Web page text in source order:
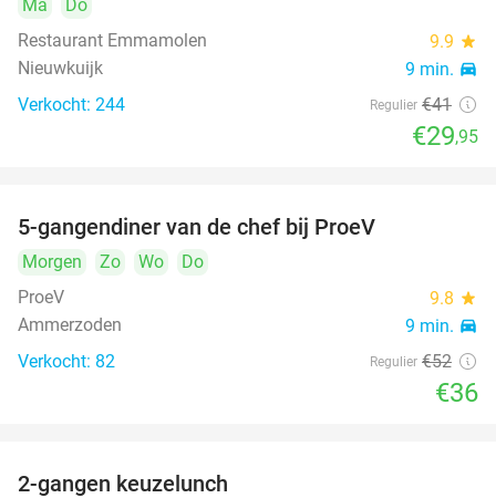
Ma
Do
Restaurant Emmamolen
9.9 star
Nieuwkuijk 9 min. directions_car
Verkocht: 244 Regulier €41
€29,95
5-gangendiner van de chef bij ProeV
Morgen Zo Wo
Do
ProeV
9.8 star
Ammerzoden 9 min. directions_car
Verkocht: 82 Regulier €52
€36
2-gangen keuzelunch